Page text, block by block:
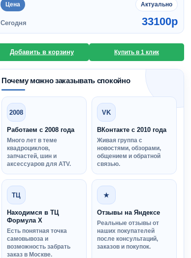
Цена Актуально
Сегодня 33100p
Добавить в корзину Купить в 1 клик
Почему можно заказывать спокойно
2008
Работаем с 2008 года
Много лет в теме
квадроциклов,
запчастей, шин и
аксессуаров для ATV.
VK
ВКонтакте с 2010 года
Живая группа с
новостями, обзорами,
общением и обратной
связью.
ТЦ
Находимся в ТЦ
Формула Х
Есть понятная точка
самовывоза и
возможность забрать
заказ в Москве.
★
Отзывы на Яндексе
Реальные отзывы от
наших покупателей
после консультаций,
заказов и покупок.